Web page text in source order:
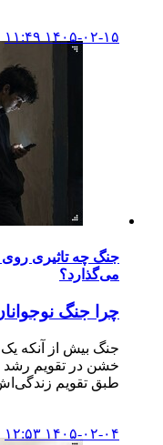
۱۴۰۵-۰۲-۱۵ ۱۱:۴۹
جنگ چه تاثیری روی
می‌گذارد؟
چرا جنگ
جنگ بیش از آنکه یک
خشن در تقویم رشد
طبق تقویم
۱۴۰۵-۰۲-۰۴ ۱۲:۵۳